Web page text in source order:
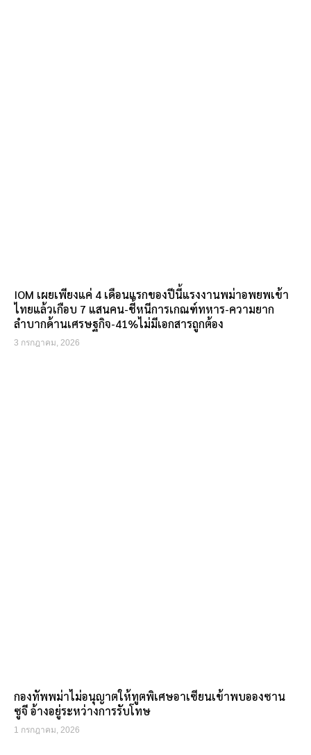
IOM เผยเพียงแค่ 4 เดือนแรกของปีนี้แรงงานพม่าอพยพเข้า
ไทยแล้วเกือบ 7 แสนคน-ชี้หนีการเกณฑ์ทหาร-ความยาก
ลำบากด้านเศรษฐกิจ-41%ไม่มีเอกสารถูกต้อง
3 กรกฎาคม, 2026
กองทัพพม่าไม่อนุญาตให้ทูตพิเศษอาเซียนเข้าพบอองซาน
ซูจี อ้างอยู่ระหว่างการรับโทษ
1 กรกฎาคม, 2026